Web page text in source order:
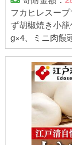
フカヒレスー
ず胡椒焼き小
g×4、ミニ肉饅
入り生姜炒飯270g×2 【賞味期限】 発
レルギー】 え
ま、大豆、鶏
含む商品を同一工程
しては各事業
の内容を保証
点がございま
さい。